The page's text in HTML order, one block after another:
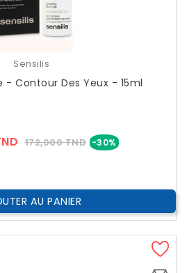
Sensilis
- Contour Des Yeux - 15ml
Prix
172,000 TND -30% Prix
AU PANIER